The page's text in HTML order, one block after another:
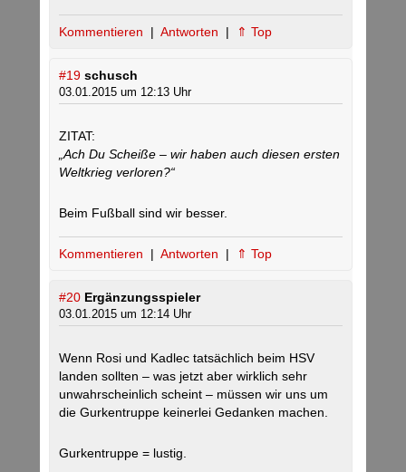
Kommentieren | Antworten | ⇑ Top
#19 schusch
03.01.2015 um 12:13 Uhr
ZITAT:
„Ach Du Scheiße – wir haben auch diesen ersten
Weltkrieg verloren?“
Beim Fußball sind wir besser.
Kommentieren | Antworten | ⇑ Top
#20 Ergänzungsspieler
03.01.2015 um 12:14 Uhr
Wenn Rosi und Kadlec tatsächlich beim HSV
landen sollten – was jetzt aber wirklich sehr
unwahrscheinlich scheint – müssen wir uns um
die Gurkentruppe keinerlei Gedanken machen.
Gurkentruppe = lustig.